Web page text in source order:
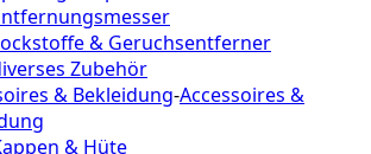
& Geruchsentferner
Zubehör
& Bekleidung-Accessoires &
& Hüte